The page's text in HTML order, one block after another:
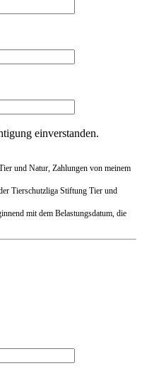
einverstanden.
und Natur, Zahlungen von meinem
Tierschutzliga Stiftung Tier und
mit dem Belastungsdatum, die